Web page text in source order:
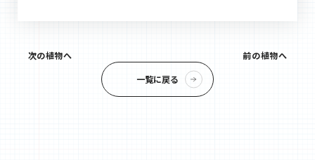
次の植物へ
一覧に戻る
前の植物へ